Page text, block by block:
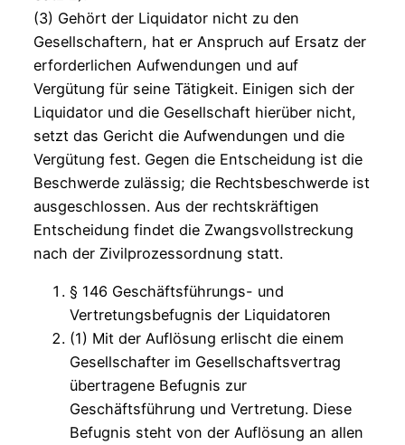
(3) Gehört der Liquidator nicht zu den
Gesellschaftern, hat er Anspruch auf Ersatz der
erforderlichen Aufwendungen und auf
Vergütung für seine Tätigkeit. Einigen sich der
Liquidator und die Gesellschaft hierüber nicht,
setzt das Gericht die Aufwendungen und die
Vergütung fest. Gegen die Entscheidung ist die
Beschwerde zulässig; die Rechtsbeschwerde ist
ausgeschlossen. Aus der rechtskräftigen
Entscheidung findet die Zwangsvollstreckung
nach der Zivilprozessordnung statt.
§ 146 Geschäftsführungs- und
Vertretungsbefugnis der Liquidatoren
(1) Mit der Auflösung erlischt die einem
Gesellschafter im Gesellschaftsvertrag
übertragene Befugnis zur
Geschäftsführung und Vertretung. Diese
Befugnis steht von der Auflösung an allen